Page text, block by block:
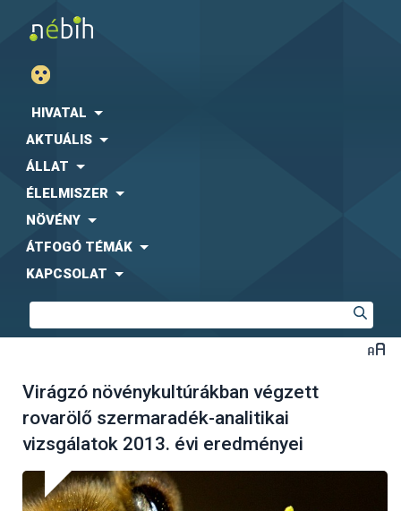
HIVATAL
AKTUÁLIS
ÁLLAT
ÉLELMISZER
NÖVÉNY
ÁTFOGÓ TÉMÁK
KAPCSOLAT
Virágzó növénykultúrákban végzett
rovarölő szermaradék-analitikai
vizsgálatok 2013. évi eredményei